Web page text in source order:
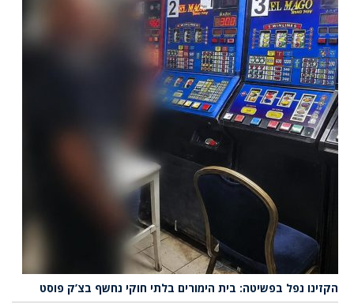
הקזינו נפל בפשיטה: בית הימורים בלתי חוקי נחשף בצ’ק פוסט